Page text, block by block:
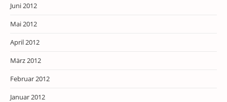
Juni 2012
Mai 2012
April 2012
März 2012
Februar 2012
Januar 2012